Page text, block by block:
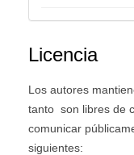
Licencia
Los autores
tanto son libres de
comunicar
siguientes: